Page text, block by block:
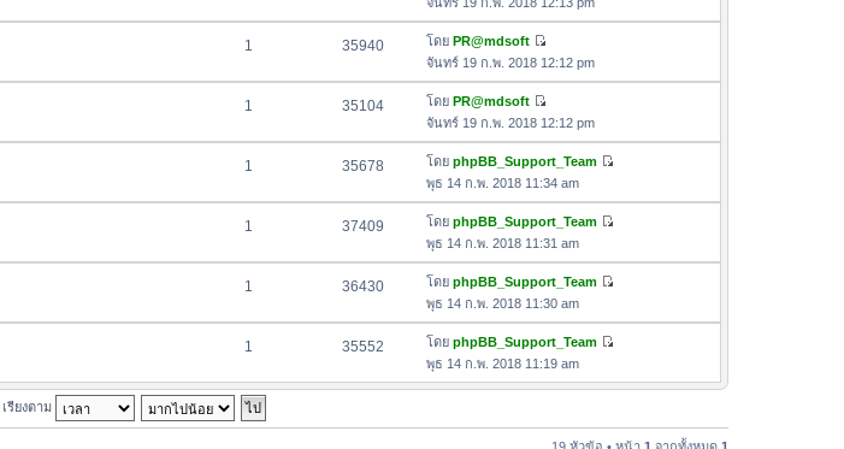
สุ
ม
ล่
สุ
ว
ม
ล่
สุ
ข้
ค
ว
ม
ล่
า
สุ
1 35940 โดย PR@mdsoft
ดู
ข้
ค
ว
า
ม
ล่
า
สุ
จันทร์ 19 ก.พ. 2018 12:12 pm
1 35104 โดย PR@mdsoft
ดู
ข้
อ
ค
ว
า
ม
ล่
า
สุ
จันทร์ 19 ก.พ. 2018 12:12 pm
1 35678 โดย phpBB_Support_Team
ข้
ว
ล่
ด
พุธ 14 ก.พ. 2018 11:34 am
1 37409 โดย phpBB_Support_Team
ข้
ว
ล่
สุ
พุธ 14 ก.พ. 2018 11:31 am
1 36430 โดย phpBB_Support_Team
ข้
ว
ม
พุธ 14 ก.พ. 2018 11:30 am
1 35552 โดย phpBB_Support_Team
ข้
ว
พุธ 14 ก.พ. 2018 11:19 am
เรียงตาม